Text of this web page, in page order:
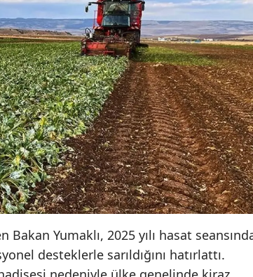
Yumaklı, 2025 yılı hasat
desteklerle sarıldığını hatırlattı.